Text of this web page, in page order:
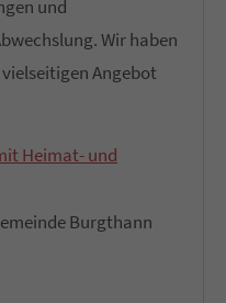
und
Wir haben
Angebot
Heimat- und
Burgthann